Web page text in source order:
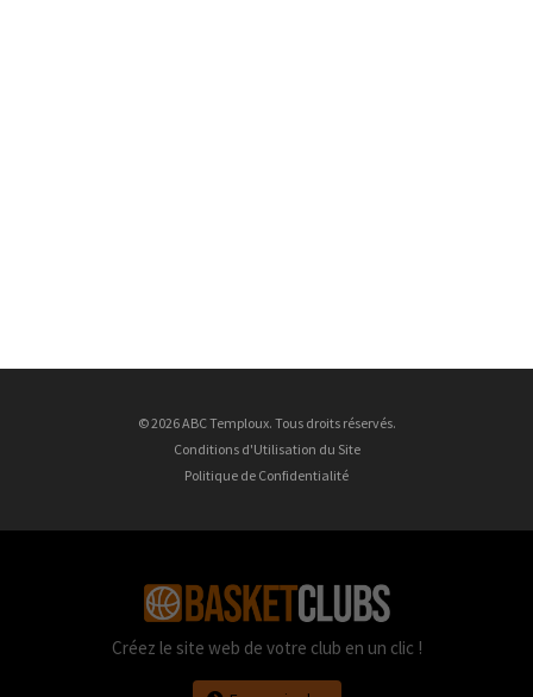
© 2026 ABC Temploux. Tous droits réservés.
Conditions d'Utilisation du Site
Politique de Confidentialité
Créez le site web de votre club en un clic !